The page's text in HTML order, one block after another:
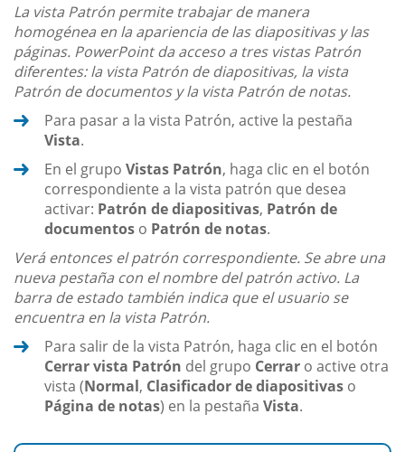
La vista Patrón permite trabajar de manera
homogénea en la apariencia de las diapositivas y las
páginas. PowerPoint da acceso a tres vistas Patrón
diferentes: la vista Patrón de diapositivas, la vista
Patrón de documentos y la vista Patrón de notas.
Para pasar a la vista Patrón, active la pestaña
Vista.
En el grupo Vistas Patrón, haga clic en el botón
correspondiente a la vista patrón que desea
activar: Patrón de diapositivas, Patrón de
documentos o Patrón de notas.
Verá entonces el patrón correspondiente. Se abre una
nueva pestaña con el nombre del patrón activo. La
barra de estado también indica que el usuario se
encuentra en la vista Patrón.
Para salir de la vista Patrón, haga clic en el botón
Cerrar vista Patrón del grupo Cerrar o active otra
vista (Normal, Clasificador de diapositivas o
Página de notas) en la pestaña Vista.